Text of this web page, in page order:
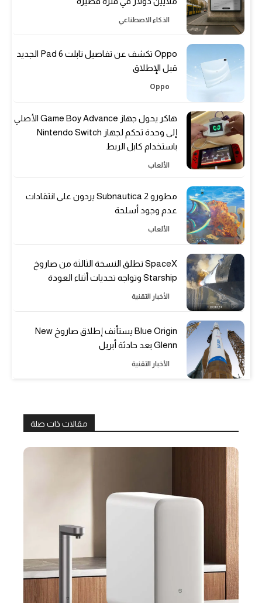
الذكاء الاصطناعي
Oppo تكشف عن تفاصيل تابلت Pad 6 الجديد
قبل الإطلاق
Oppo
هاكر يحول جهاز Game Boy Advance الأصلي
إلى وحدة تحكم لجهاز Nintendo Switch
باستخدام كابل الربط
الألعاب
مطورو Subnautica 2 يردون على انتقادات
عدم وجود أسلحة
الألعاب
SpaceX تطلق النسخة الثالثة من صاروخ
Starship وتواجه تحديات أثناء العودة
الأخبار التقنية
Blue Origin يستأنف إطلاق صاروخ New
Glenn بعد حادثة أبريل
الأخبار التقنية
مقالات ذات صلة